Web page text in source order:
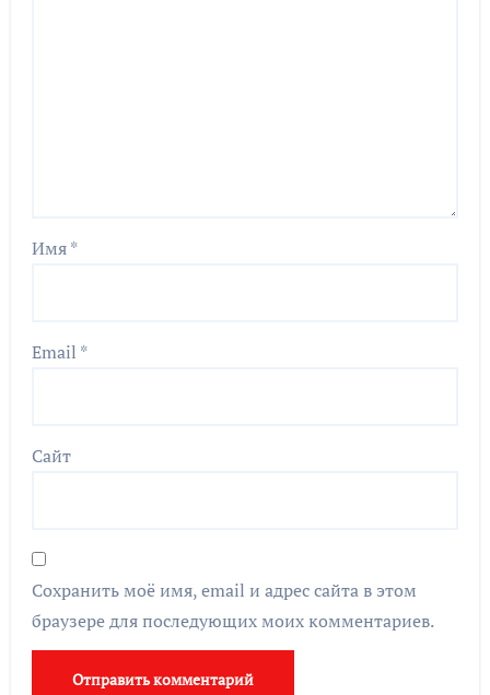
Имя*
Email *
Сайт
Сохранить моё имя, email и адрес сайта в этом
браузере для последующих моих комментариев.